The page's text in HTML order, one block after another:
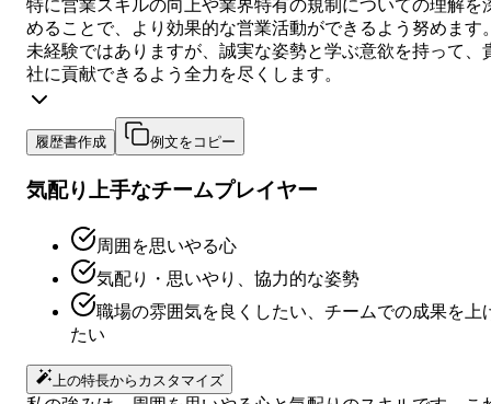
特に営業スキルの向上や業界特有の規制についての理解を
めることで、より効果的な営業活動ができるよう努めます
未経験ではありますが、誠実な姿勢と学ぶ意欲を持って、
社に貢献できるよう全力を尽くします。
履歴書作成 例文をコピー
気配り上手なチームプレイヤー
周囲を思いやる心
気配り・思いやり、協力的な姿勢
職場の雰囲気を良くしたい、チームでの成果を上
たい
上の特長からカスタマイズ